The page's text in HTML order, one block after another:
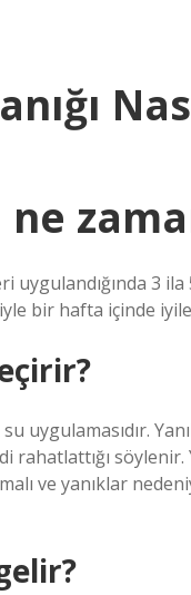
ne
uygulandığında 3
bir hafta içinde
uygulamasıdır.
rahatlattığı
ve yanıklar